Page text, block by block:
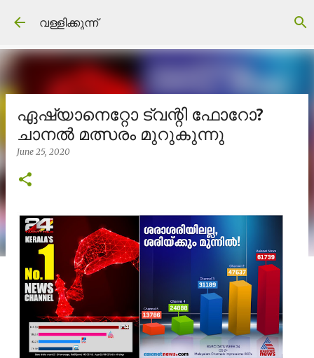
വള്ളിക്കുന്ന്
ഏഷ്യാനെറ്റോ ട്വന്റി ഫോറോ?
ചാനൽ മത്സരം മുറുകുന്നു
June 25, 2020